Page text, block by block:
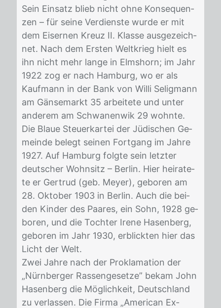
Sein Ein­satz blieb nicht ohne Kon­se­quen­
zen – für sei­ne Ver­diens­te wur­de er mit
dem Ei­ser­nen Kreuz II. Klas­se aus­ge­zeich­
net. Nach dem Ers­ten Welt­krieg hielt es
ihn nicht mehr lan­ge in Elms­horn; im Jahr
1922 zog er nach Ham­burg, wo er als
Kauf­mann in der Bank von Wil­li Se­lig­mann
am Gän­se­markt 35 ar­bei­te­te und un­ter
an­de­rem am Schwa­nen­wik 29 wohn­te.
Die Blaue Steu­er­kar­tei der Jü­di­schen Ge­
mein­de be­legt sei­nen Fort­gang im Jah­re
1927. Auf Ham­burg folg­te sein letz­ter
deut­scher Wohn­sitz – Ber­lin. Hier hei­ra­te­
te er Ger­trud (geb. Mey­er), ge­bo­ren am
28. Ok­to­ber 1903 in Ber­lin. Auch die bei­
den Kin­der des Paa­res, ein Sohn, 1928 ge­
bo­ren, und die Toch­ter Ire­ne Ha­sen­berg,
ge­bo­ren im Jahr 1930, er­blick­ten hier das
Licht der Welt.
Zwei Jah­re nach der Pro­kla­ma­ti­on der
„Nürn­ber­ger Ras­sen­ge­set­ze” be­kam John
Ha­sen­berg die Mög­lich­keit, Deutsch­land
zu ver­las­sen. Die Fir­ma „Ame­ri­can Ex­